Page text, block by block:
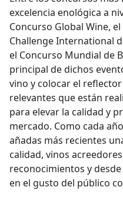
excelencia enológica a
Concurso Global Wine,
Challenge International
el Concurso Mundial de
principal de dichos
vino y colocar el
relevantes que están
para elevar la calidad y
mercado. Como cada
añadas más recientes
calidad, vinos
reconocimientos y
en el gusto del público